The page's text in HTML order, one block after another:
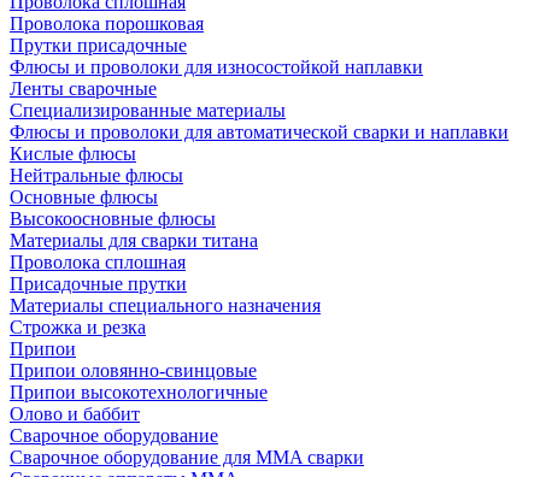
Проволока порошковая
Прутки присадочные
Флюсы и проволоки для износостойкой наплавки
Ленты сварочные
Специализированные материалы
Флюсы и проволоки для автоматической сварки и наплавки
Кислые флюсы
Нейтральные флюсы
Основные флюсы
Высокоосновные флюсы
Материалы для сварки титана
Проволока сплошная
Присадочные прутки
Материалы специального назначения
Строжка и резка
Припои
Припои оловянно-свинцовые
Припои высокотехнологичные
Олово и баббит
Сварочное оборудование
Сварочное оборудование для MMA сварки